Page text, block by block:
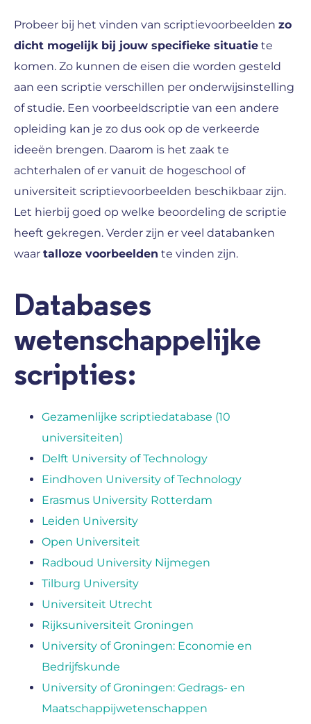
Probeer bij het vinden van scriptievoorbeelden zo
dicht mogelijk bij jouw specifieke situatie te
komen. Zo kunnen de eisen die worden gesteld
aan een scriptie verschillen per onderwijsinstelling
of studie. Een voorbeeldscriptie van een andere
opleiding kan je zo dus ook op de verkeerde
ideeën brengen. Daarom is het zaak te
achterhalen of er vanuit de hogeschool of
universiteit scriptievoorbeelden beschikbaar zijn.
Let hierbij goed op welke beoordeling de scriptie
heeft gekregen. Verder zijn er veel databanken
waar talloze voorbeelden te vinden zijn.
Databases
wetenschappelijke
scripties:
Gezamenlijke scriptiedatabase (10
universiteiten)
Delft University of Technology
Eindhoven University of Technology
Erasmus University Rotterdam
Leiden University
Open Universiteit
Radboud University Nijmegen
Tilburg University
Universiteit Utrecht
Rijksuniversiteit Groningen
University of Groningen: Economie en
Bedrijfskunde
University of Groningen: Gedrags- en
Maatschappijwetenschappen